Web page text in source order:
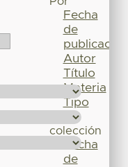
Fecha
de
publicación
Autor
Título
Materia
Tipo
colección
Fecha
de